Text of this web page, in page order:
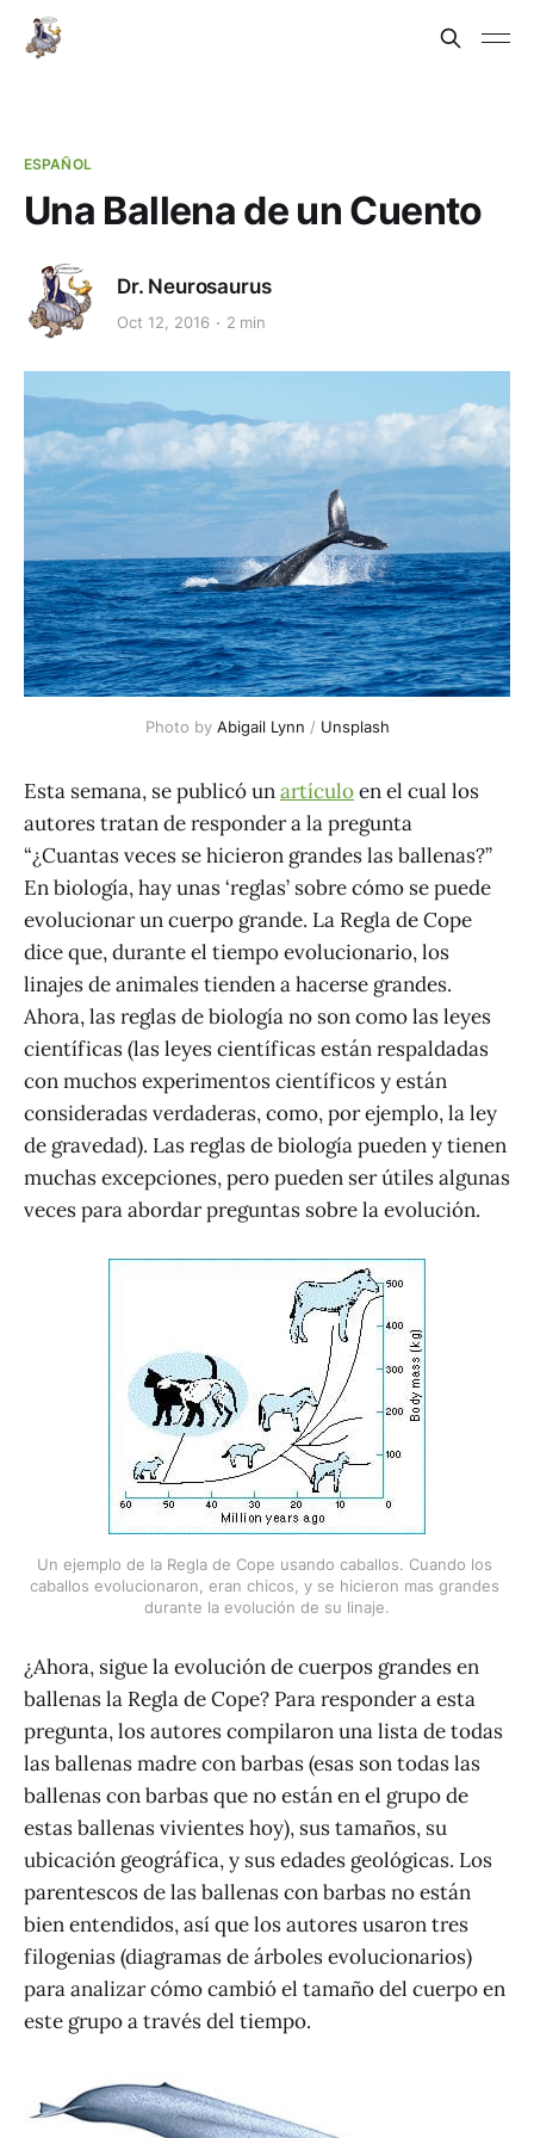
ESPAÑOL
Una Ballena de un Cuento
Dr. Neurosaurus
Oct 12, 2016 2 min
Photo by Abigail Lynn / Unsplash
Esta semana, se publicó unartículoen el cual los
autores tratan de responder a la pregunta
“¿Cuantas veces se hicieron grandes las ballenas?”
En biología, hay unas ‘reglas’ sobre cómo se puede
evolucionar un cuerpo grande. La Regla de Cope
dice que, durante el tiempo evolucionario, los
linajes de animales tienden a hacerse grandes.
Ahora, las reglas de biología no son como las leyes
científicas (las leyes científicas están respaldadas
con muchos experimentos científicos y están
consideradas verdaderas, como, por ejemplo, la ley
de gravedad). Las reglas de biología pueden y tienen
muchas excepciones, pero pueden ser útiles algunas
veces para abordar preguntas sobre la evolución.
Un ejemplo de la Regla de Cope usando caballos. Cuando los
caballos evolucionaron, eran chicos, y se hicieron mas grandes
durante la evolución de su linaje.
¿Ahora, sigue la evolución de cuerpos grandes en
ballenas la Regla de Cope? Para responder a esta
pregunta, los autores compilaron una lista de todas
las ballenas madre con barbas (esas son todas las
ballenas con barbas que no están en el grupo de
estas ballenas vivientes hoy), sus tamaños, su
ubicación geográfica, y sus edades geológicas. Los
parentescos de las ballenas con barbas no están
bien entendidos, así que los autores usaron tres
filogenias (diagramas de árboles evolucionarios)
para analizar cómo cambió el tamaño del cuerpo en
este grupo a través del tiempo.